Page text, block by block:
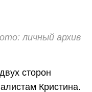
личный архив
сторон
Кристина.